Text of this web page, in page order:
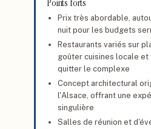
Points forts
Prix très abordable,
nuit pour les budgets
Restaurants variés sur
goûter cuisines locale et
quitter le complexe
Concept architectural
l'Alsace, offrant une
singulière
Salles de réunion et